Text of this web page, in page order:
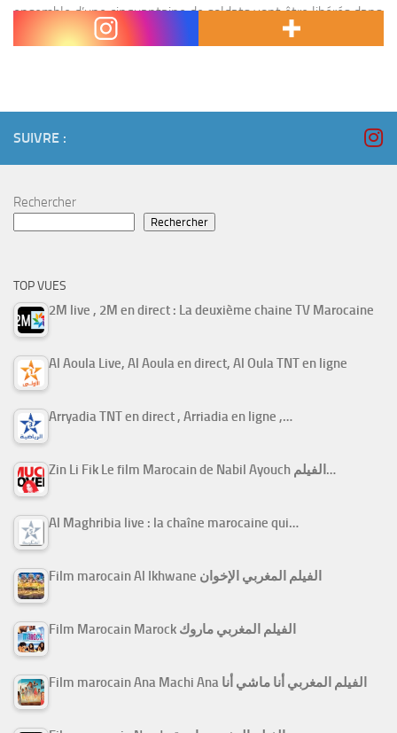
ensemble d’une cinquantaine de soldats vont être libérés dans
SUIVRE :
Rechercher
Rechercher
TOP VUES
2M live , 2M en direct : La deuxième chaine TV Marocaine
Al Aoula Live, Al Aoula en direct, Al Oula TNT en ligne
Arryadia TNT en direct , Arriadia en ligne ,…
Zin Li Fik Le film Marocain de Nabil Ayouch الفيلم…
Al Maghribia live : la chaîne marocaine qui…
Film marocain Al Ikhwane الفيلم المغربي الإخوان
Film Marocain Marock الفيلم المغربي ماروك
Film marocain Ana Machi Ana الفيلم المغربي أنا ماشي أنا